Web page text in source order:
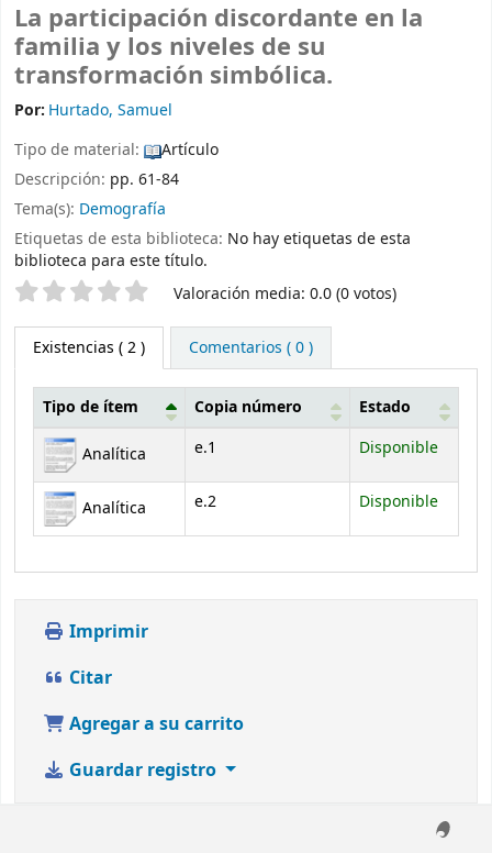
La participación discordante en la
familia y los niveles de su
transformación simbólica.
Por: Hurtado, Samuel
Tipo de material:
Artículo
Descripción: pp. 61-84
Tema(s): Demografía
Etiquetas de esta biblioteca: No hay etiquetas de esta
biblioteca para este título.
Valoración Valoración media: 0.0 (0 votos)
Existencias ( 2 ) Comentarios ( 0 )
Existencias
Tipo de ítem Copia número Estado
Analítica e.1 Disponible
Analítica e.2 Disponible
Imprimir
Citar
Agregar a su carrito
Guardar registro